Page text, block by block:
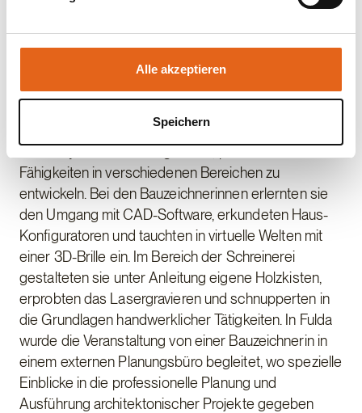
unsere Webseite weiterhin nutzen.
Alle akzeptieren
Speichern
Ein Highlight im Ausbildungsprogramm und zur
Day 2024. Ein Tag speziell dafür konzipiert, jungen
Frauen technische und handwerkliche Berufe
näherzubringen. In Falkenberg wurden die
Schreinerinnen geleitet. Die Teilnehmerinnen des
Girls' Day hatten die Möglichkeit, praktische
Fähigkeiten in verschiedenen Bereichen zu
entwickeln. Bei den Bauzeichnerinnen erlernten sie
den Umgang mit CAD-Software, erkundeten Haus-
Konfiguratoren und tauchten in virtuelle Welten mit
einer 3D-Brille ein. Im Bereich der Schreinerei
gestalteten sie unter Anleitung eigene Holzkisten,
erprobten das Lasergravieren und schnupperten in
die Grundlagen handwerklicher Tätigkeiten. In Fulda
wurde die Veranstaltung von einer Bauzeichnerin in
einem externen Planungsbüro begleitet, wo spezielle
Einblicke in die professionelle Planung und
Ausführung architektonischer Projekte gegeben